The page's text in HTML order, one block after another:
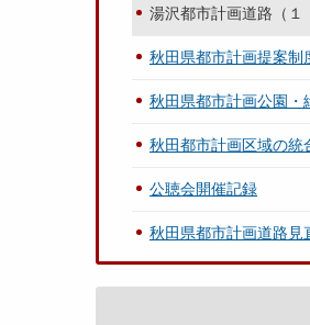
湯沢都市計画道路（１
秋田県都市計画提案制
秋田県都市計画公園・
秋田都市計画区域の統
公聴会開催記録
秋田県都市計画道路見